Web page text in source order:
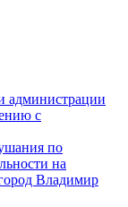
администрации
с
по
на
Владимир